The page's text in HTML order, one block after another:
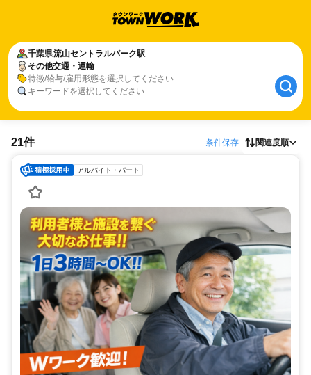
千葉県流山セントラルパーク駅
その他交通・運輸
特徴/給与/雇用形態を選択してください
キーワードを選択してください
21件 条件保存 関連度順
アルバイト・パート